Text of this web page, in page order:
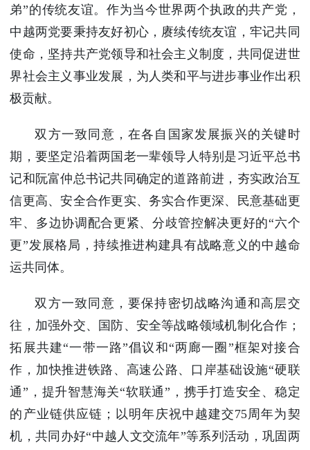
弟”的传统友谊。作为当今世界两个执政的共产党，
中越两党要秉持友好初心，赓续传统友谊，牢记共同
使命，坚持共产党领导和社会主义制度，共同促进世
界社会主义事业发展，为人类和平与进步事业作出积
极贡献。
双方一致同意，在各自国家发展振兴的关键时
期，要坚定沿着两国老一辈领导人特别是习近平总书
记和阮富仲总书记共同确定的道路前进，夯实政治互
信更高、安全合作更实、务实合作更深、民意基础更
牢、多边协调配合更紧、分歧管控解决更好的“六个
更”发展格局，持续推进构建具有战略意义的中越命
运共同体。
双方一致同意，要保持密切战略沟通和高层交
往，加强外交、国防、安全等战略领域机制化合作；
拓展共建“一带一路”倡议和“两廊一圈”框架对接合
作，加快推进铁路、高速公路、口岸基础设施“硬联
通”，提升智慧海关“软联通”，携手打造安全、稳定
的产业链供应链；以明年庆祝中越建交75周年为契
机，共同办好“中越人文交流年”等系列活动，巩固两